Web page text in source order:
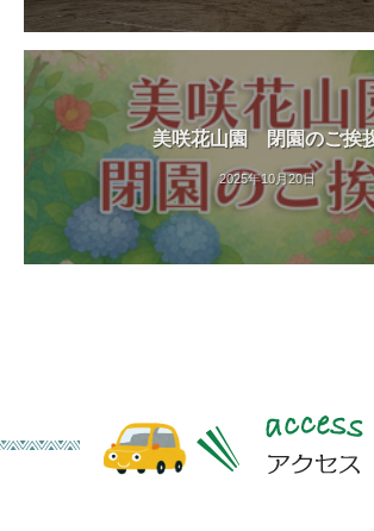
美咲花山園 閉園のご挨
2025年10月20日